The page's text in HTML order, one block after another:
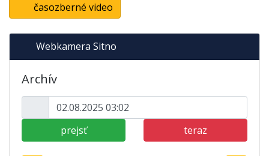
časozberné video
Webkamera Sitno
Archív
prejsť teraz